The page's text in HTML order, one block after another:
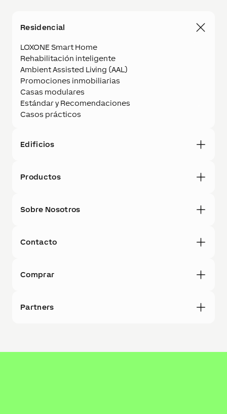
Residencial
LOXONE Smart Home
Rehabilitación inteligente
Ambient Assisted Living (AAL)
Promociones inmobiliarias
Casas modulares
Estándar y Recomendaciones
Casos prácticos
Edificios
Productos
Sobre Nosotros
Contacto
Comprar
Partners